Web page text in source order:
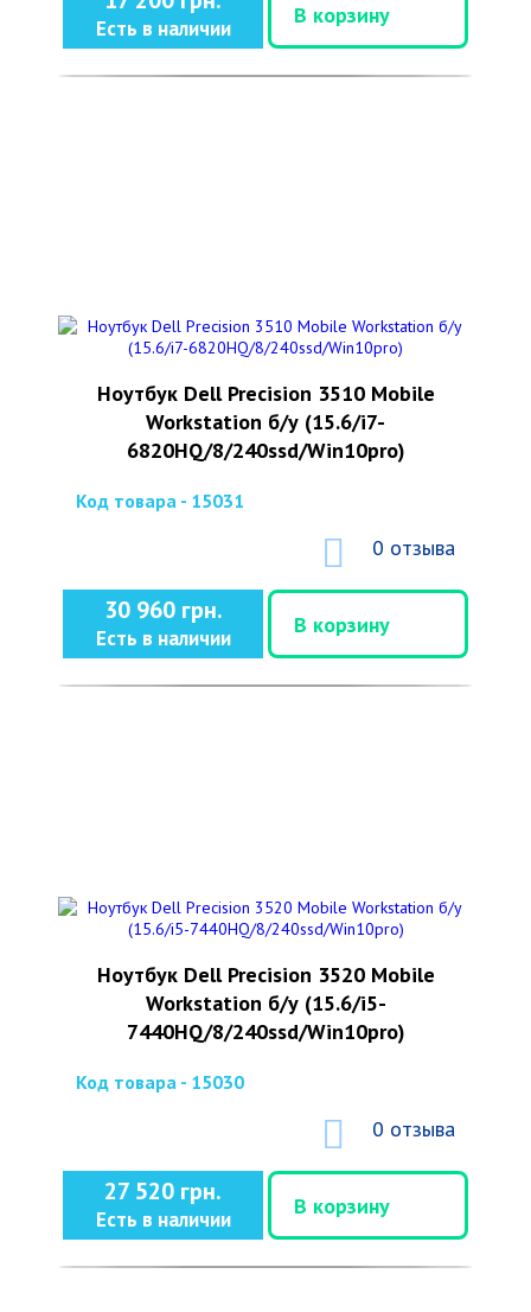
Есть в наличии
В корзину
Ноутбук Dell Precision 3510 Mobile
Workstation б/у (15.6/i7-
6820HQ/8/240ssd/Win10pro)
Код товара - 15031
0 отзыва
30 960 грн.
Есть в наличии
В корзину
Ноутбук Dell Precision 3520 Mobile
Workstation б/у (15.6/i5-
7440HQ/8/240ssd/Win10pro)
Код товара - 15030
0 отзыва
27 520 грн.
Есть в наличии
В корзину